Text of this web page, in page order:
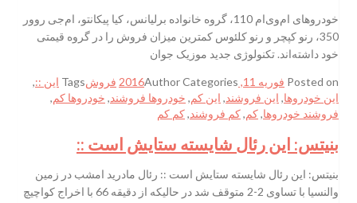
خودروهای ام‌وی‌ام 110، گروه خانواده برلیانس، کیا پیکانتو، ام‌جی‌ روور
350، رنو کپچر و رنو کلئوس کمترین میزان فروش را در گروه قیمتی
خود داشته‌اند. تکنولوژی جدید موزیک جوان
Posted onفوریه 11, 2016 AuthorCategories فروشTagsاین :: ,
این خودروها,این فروشند,این کم‌,خودروها فروشند,خودروها کم‌,
فروشند خودروها,کم‌,کم‌ فروشند,کم‌ کم‌
بنیتس: این رئال شایسته ستایش است ::
بنیتس: این رئال شایسته ستایش است :: رئال مادرید امشب در زمین
والنسیا با تساوی 2-2 متوقف شد در حالیکه از دقیقه 66 با اخراج کواچیچ